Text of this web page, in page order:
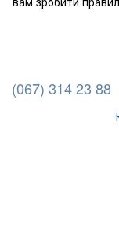
(067) 314 23 88